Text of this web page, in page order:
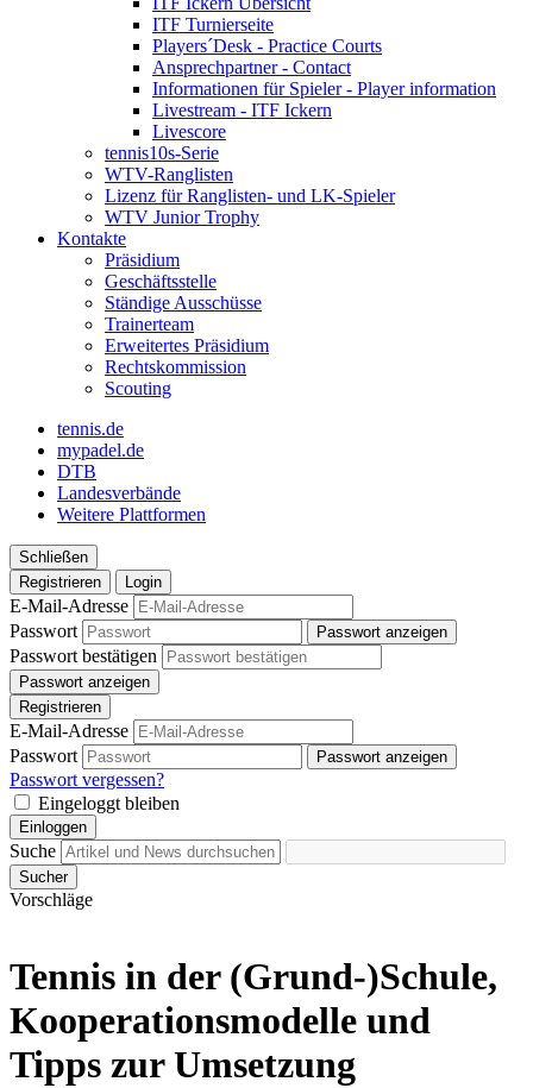
ITF Turnierseite
Players´Desk - Practice Courts
Ansprechpartner - Contact
Informationen für Spieler - Player information
Livestream - ITF Ickern
Livescore
tennis10s-Serie
WTV-Ranglisten
Lizenz für Ranglisten- und LK-Spieler
WTV Junior Trophy
Kontakte
Präsidium
Geschäftsstelle
Ständige Ausschüsse
Trainerteam
Erweitertes Präsidium
Rechtskommission
Scouting
tennis.de
mypadel.de
DTB
Landesverbände
Weitere Plattformen
Schließen
Registrieren
Login
E-Mail-Adresse
Passwort
Passwort anzeigen
Passwort bestätigen
Passwort anzeigen
Registrieren
E-Mail-Adresse
Passwort
Passwort anzeigen
Passwort vergessen?
Eingeloggt bleiben
Einloggen
Suche
Sucher
Vorschläge
Tennis in der (Grund-)Schule,
Kooperationsmodelle und
Tipps zur Umsetzung